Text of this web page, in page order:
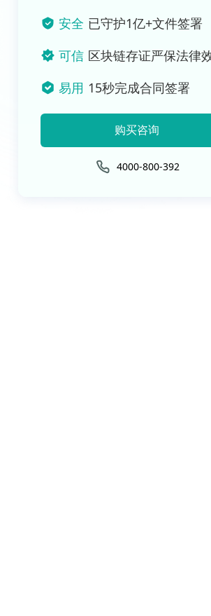
安全 已守护1亿+文件签署
可信 区块链存证严保法律
易用 15秒完成合同签署
购买咨询
4000-800-392